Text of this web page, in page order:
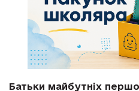
Батьки майбутніх